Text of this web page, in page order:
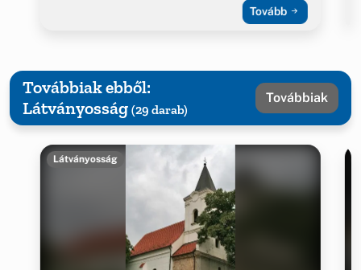
Tovább
Továbbiak ebből:
Látványosság (29 darab)
Továbbiak
Látványosság